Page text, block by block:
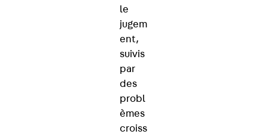
le
jugem
ent,
suivis
par
des
probl
èmes
croiss